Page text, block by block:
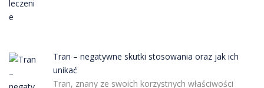
Tran – negatywne skutki stosowania oraz jak ich
unikać
Tran, znany ze swoich korzystnych właściwości